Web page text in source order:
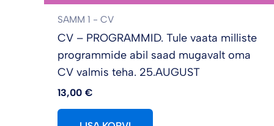
SAMM 1 - CV
CV – PROGRAMMID. Tule vaata milliste
programmide abil saad mugavalt oma
CV valmis teha. 25.AUGUST
13,00 €